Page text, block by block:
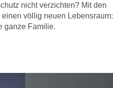
nicht verzichten? Mit den
völlig neuen Lebensraum:
ganze Familie.